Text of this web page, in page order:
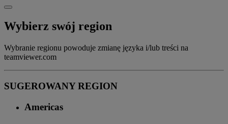
Wybierz swój region
Wybranie regionu powoduje zmianę języka i/lub treści na
teamviewer.com
SUGEROWANY REGION
Americas